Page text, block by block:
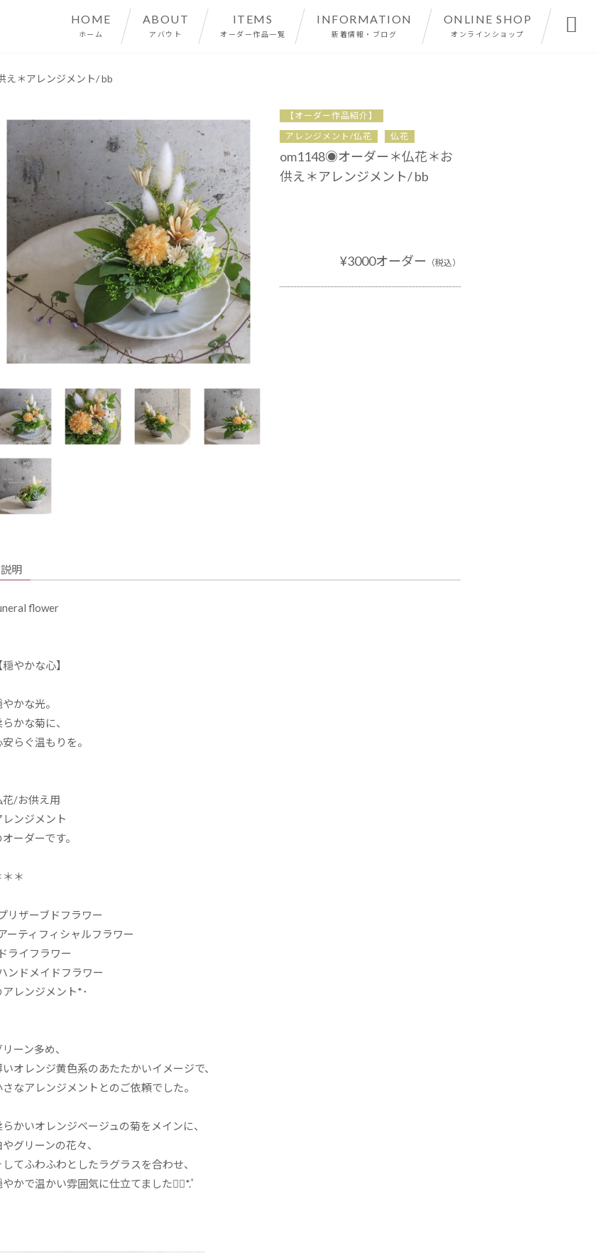
HOME
ホーム
ABOUT
アバウト
ITEMS
オーダー作品一覧
INFORMATION
新着情報・ブログ
ONLINE SHOP
オンラインショップ 
＊アレンジメント/ bb
【オーダー作品紹介】
アレンジメント/仏花
仏花
om1148◉オーダー＊仏花＊お
供え＊アレンジメント/ bb
¥3000オーダー （税込）
説明
flower
穏やかな心】
かな光。
らかな菊に、
安らぐ温もりを。
花/お供え用
レンジメント
オーダーです。
＊＊
リザーブドフラワー
ーティフィシャルフラワー
ライフラワー
ンドメイドフラワー
アレンジメント*･
リーン多め、
いオレンジ黄色系のあたたかいイメージで、
さなアレンジメントとのご依頼でした。
らかいオレンジベージュの菊をメインに、
やグリーンの花々、
してふわふわとしたラグラスを合わせ、
やかで温かい雰囲気に仕立てました❁⃘*.ﾟ